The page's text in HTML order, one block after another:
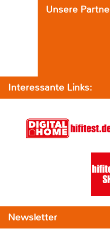
Unsere
Interessante Links:
Newsletter